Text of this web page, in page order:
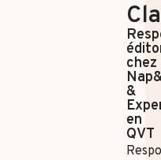
chez
&
en
QVT